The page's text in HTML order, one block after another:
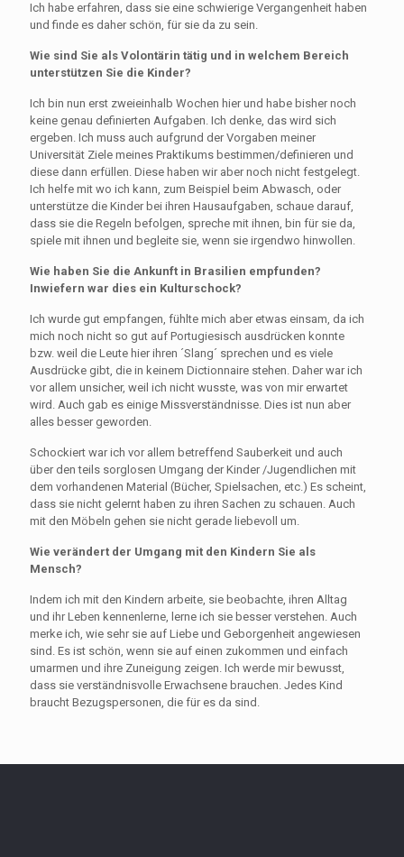
Ich habe erfahren, dass sie eine schwierige Vergangenheit haben
und finde es daher schön, für sie da zu sein.
Wie sind Sie als Volontärin tätig und in welchem Bereich
unterstützen Sie die Kinder?
Ich bin nun erst zweieinhalb Wochen hier und habe bisher noch
keine genau definierten Aufgaben. Ich denke, das wird sich
ergeben. Ich muss auch aufgrund der Vorgaben meiner
Universität Ziele meines Praktikums bestimmen/definieren und
diese dann erfüllen. Diese haben wir aber noch nicht festgelegt.
Ich helfe mit wo ich kann, zum Beispiel beim Abwasch, oder
unterstütze die Kinder bei ihren Hausaufgaben, schaue darauf,
dass sie die Regeln befolgen, spreche mit ihnen, bin für sie da,
spiele mit ihnen und begleite sie, wenn sie irgendwo hinwollen.
Wie haben Sie die Ankunft in Brasilien empfunden?
Inwiefern war dies ein Kulturschock?
Ich wurde gut empfangen, fühlte mich aber etwas einsam, da ich
mich noch nicht so gut auf Portugiesisch ausdrücken konnte
bzw. weil die Leute hier ihren ´Slang´ sprechen und es viele
Ausdrücke gibt, die in keinem Dictionnaire stehen. Daher war ich
vor allem unsicher, weil ich nicht wusste, was von mir erwartet
wird. Auch gab es einige Missverständnisse. Dies ist nun aber
alles besser geworden.
Schockiert war ich vor allem betreffend Sauberkeit und auch
über den teils sorglosen Umgang der Kinder /Jugendlichen mit
dem vorhandenen Material (Bücher, Spielsachen, etc.) Es scheint,
dass sie nicht gelernt haben zu ihren Sachen zu schauen. Auch
mit den Möbeln gehen sie nicht gerade liebevoll um.
Wie verändert der Umgang mit den Kindern Sie als
Mensch?
Indem ich mit den Kindern arbeite, sie beobachte, ihren Alltag
und ihr Leben kennenlerne, lerne ich sie besser verstehen. Auch
merke ich, wie sehr sie auf Liebe und Geborgenheit angewiesen
sind. Es ist schön, wenn sie auf einen zukommen und einfach
umarmen und ihre Zuneigung zeigen. Ich werde mir bewusst,
dass sie verständnisvolle Erwachsene brauchen. Jedes Kind
braucht Bezugspersonen, die für es da sind.